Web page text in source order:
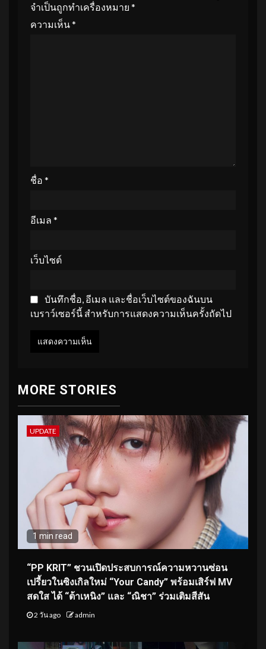
จำเป็นถูกทำเครื่องหมาย *
ความเห็น*
ชื่อ *
อีเมล *
เว็บไซต์
บันทึกชื่อ, อีเมล และชื่อเว็บไซต์ของฉันบน
เบราว์เซอร์นี้ สำหรับการแสดงความเห็นครั้งถัดไป
MORE STORIES
UPDATE
1 min read
“PP KRIT” ชวนเปิดประสบการณ์ความหวานซ่อน
เปรี้ยวในซิงเกิลใหม่ “Your Candy” พร้อมเสิร์ฟ MV
สดใส ได้ “ต้าเหนิง” และ “ณิชา” ร่วมเติมสีสัน
2 วัน ago admin